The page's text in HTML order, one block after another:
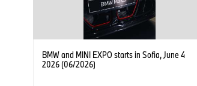
BMW and MINI EXPO starts in Sofia, June 4
2026 (06/2026)